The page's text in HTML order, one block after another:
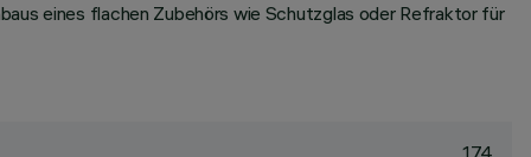
eines flachen Zubehörs wie Schutzglas oder Refraktor für
174